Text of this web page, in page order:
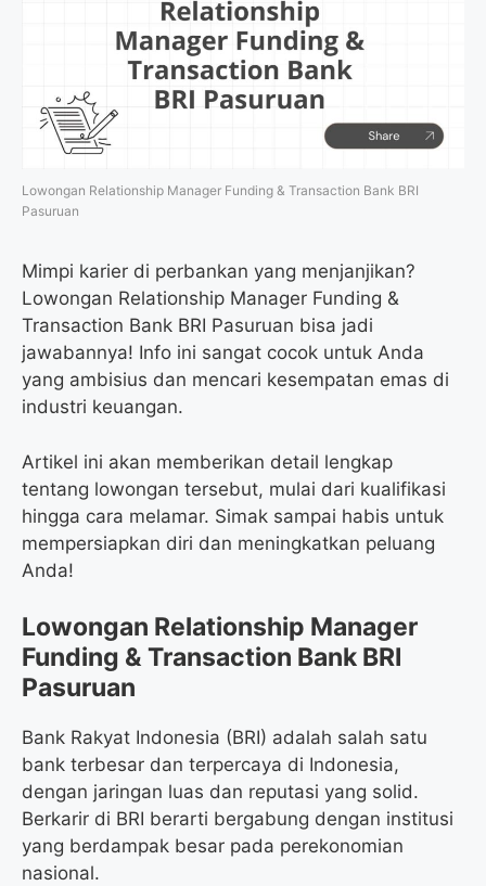
Lowongan Relationship Manager Funding & Transaction Bank BRI
Pasuruan
Mimpi karier di perbankan yang menjanjikan?
Lowongan Relationship Manager Funding &
Transaction Bank BRI Pasuruan bisa jadi
jawabannya! Info ini sangat cocok untuk Anda
yang ambisius dan mencari kesempatan emas di
industri keuangan.
Artikel ini akan memberikan detail lengkap
tentang lowongan tersebut, mulai dari kualifikasi
hingga cara melamar. Simak sampai habis untuk
mempersiapkan diri dan meningkatkan peluang
Anda!
Lowongan Relationship Manager
Funding & Transaction Bank BRI
Pasuruan
Bank Rakyat Indonesia (BRI) adalah salah satu
bank terbesar dan terpercaya di Indonesia,
dengan jaringan luas dan reputasi yang solid.
Berkarir di BRI berarti bergabung dengan institusi
yang berdampak besar pada perekonomian
nasional.